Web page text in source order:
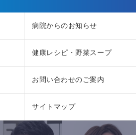
病院からのお知らせ
健康レシピ・野菜スープ
お問い合わせのご案内
サイトマップ